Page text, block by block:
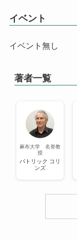
イベント
イベント無し
著者一覧
麻布大学 名誉教
授
パトリック コリ
ンズ